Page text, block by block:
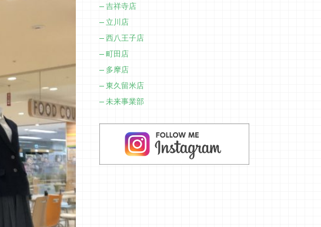
吉祥寺店
立川店
西八王子店
町田店
多摩店
東久留米店
未来事業部